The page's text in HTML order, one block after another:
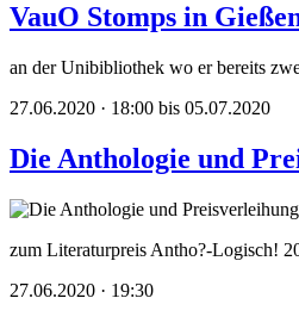
VauO Stomps in
an der Unibibliothek wo er bereits
27.06.2020 · 18:00 bis 05.07.2020
Die Anthologie und
zum Literaturpreis Antho?-Logisch!
27.06.2020 · 19:30